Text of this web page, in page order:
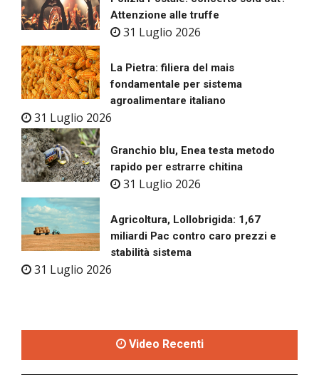
Attenzione alle truffe
31 Luglio 2026
La Pietra: filiera del mais
fondamentale per sistema
agroalimentare italiano
31 Luglio 2026
Granchio blu, Enea testa metodo
rapido per estrarre chitina
31 Luglio 2026
Agricoltura, Lollobrigida: 1,67
miliardi Pac contro caro prezzi e
stabilità sistema
31 Luglio 2026
Video Recenti